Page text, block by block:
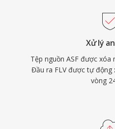
trong vô số kho lưu trữ
Xử lý
Tệp nguồn ASF được xóa
Đầu ra FLV được tự động
vòng